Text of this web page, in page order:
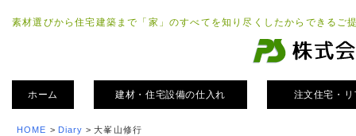
素材選びから住宅建築まで「家」のすべてを知り尽くしたからできるご
ホーム 建材・住宅設備の仕入れ 注文住宅・
HOME > Diary > 大峯山修行